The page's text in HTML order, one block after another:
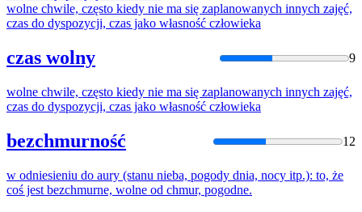
wolne chwile, często kiedy nie ma się zaplanowanych innych zajęć,
czas do dyspozycji, czas jako własność człowieka
czas wolny 9
wolne chwile, często kiedy nie ma się zaplanowanych innych zajęć,
czas do dyspozycji, czas jako własność człowieka
bezchmurność 12
w odniesieniu do aury (stanu nieba, pogody dnia, nocy itp.): to, że
coś jest bezchmurne, wolne od chmur, pogodne.